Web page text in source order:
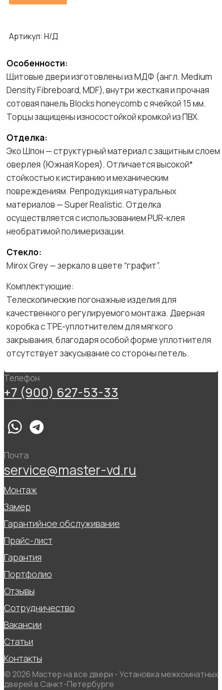
Артикул: Н/Д
Особенности:
Щитовые двери изготовлены из МДФ (англ. Medium
Density Fibreboard, MDF), внутри жесткая и прочная
сотовая панель Blocks honeycomb с ячейкой 15 мм.
Торцы защищены износостойкой кромкой из ПВХ.
Отделка:
Эко Шпон — структурный материал с защитным слоем
оверлея (Южная Корея). Отличается высокой*
стойкостью к истиранию и механическим
повреждениям. Репродукция натуральных
материалов — Super Realistic. Отделка
осуществляется с использованием PUR-клея
необратимой полимеризации.
Стекло:
Mirox Grey — зеркало в цвете “графит”.
Комплектующие:
Телескопические погонажные изделия для
качественного регулируемого монтажа. Дверная
коробка с TPE-уплотнителем для мягкого
закрывания, благодаря особой форме уплотнителя
отсутствует закусывание со стороны петель.
Телефон
+7 (900) 627-53-33
Почта
service@master-vd.ru
Монтаж
Замер
Гарантийное обслуживание
Прайс-лист
Гарантия
Портфолио
Отзывы
Сотрудничество
Вакансии
Статьи
Контакты
© 2026 Мастер на все двери - Установка межкомнатных
дверей в Санкт-Петербурге